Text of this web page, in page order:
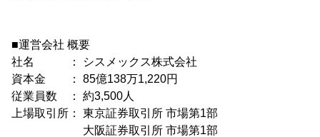
■運営会社 概要
社名 ： シスメックス株式会社
資本金 ： 85億138万1,220円
従業員数 ： 約3,500人
上場取引所： 東京証券取引所 市場第1部
大阪証券取引所 市場第1部